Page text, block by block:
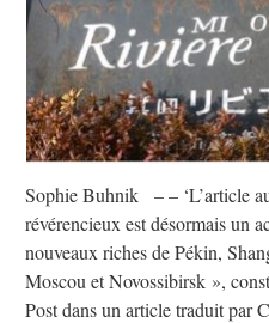
Sophie Buhnik – – ‘L’article
révérencieux est désormais un
nouveaux riches de Pékin,
Moscou et Novossibirsk »,
Post dans un article traduit par